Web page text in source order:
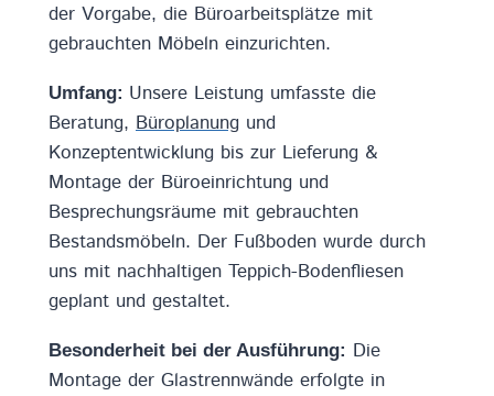
der Vorgabe, die Büroarbeitsplätze mit
gebrauchten Möbeln einzurichten.
Umfang: Unsere Leistung umfasste die
Beratung, Büroplanung und
Konzeptentwicklung bis zur Lieferung &
Montage der Büroeinrichtung und
Besprechungsräume mit gebrauchten
Bestandsmöbeln. Der Fußboden wurde durch
uns mit nachhaltigen Teppich-Bodenfliesen
geplant und gestaltet.
Besonderheit bei der Ausführung: Die
Montage der Glastrennwände erfolgte in